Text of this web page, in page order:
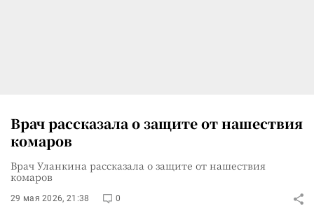
Врач рассказала о защите от нашествия
комаров
Врач Уланкина рассказала о защите от нашествия
комаров
29 мая 2026, 21:38 0